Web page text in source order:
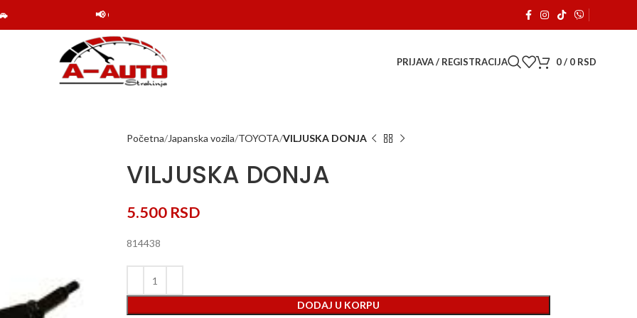
📢 Obaveštenje: Online shop Auto delovi Strahinja je počeo sa radom. 🚗
PRIJAVA / REGISTRACIJA 0/ 0 RSD
Početna Japanska vozila TOYOTA VILJUSKA DONJA
VILJUSKA DONJA
5.500 RSD
814438
DODAJ U KORPU